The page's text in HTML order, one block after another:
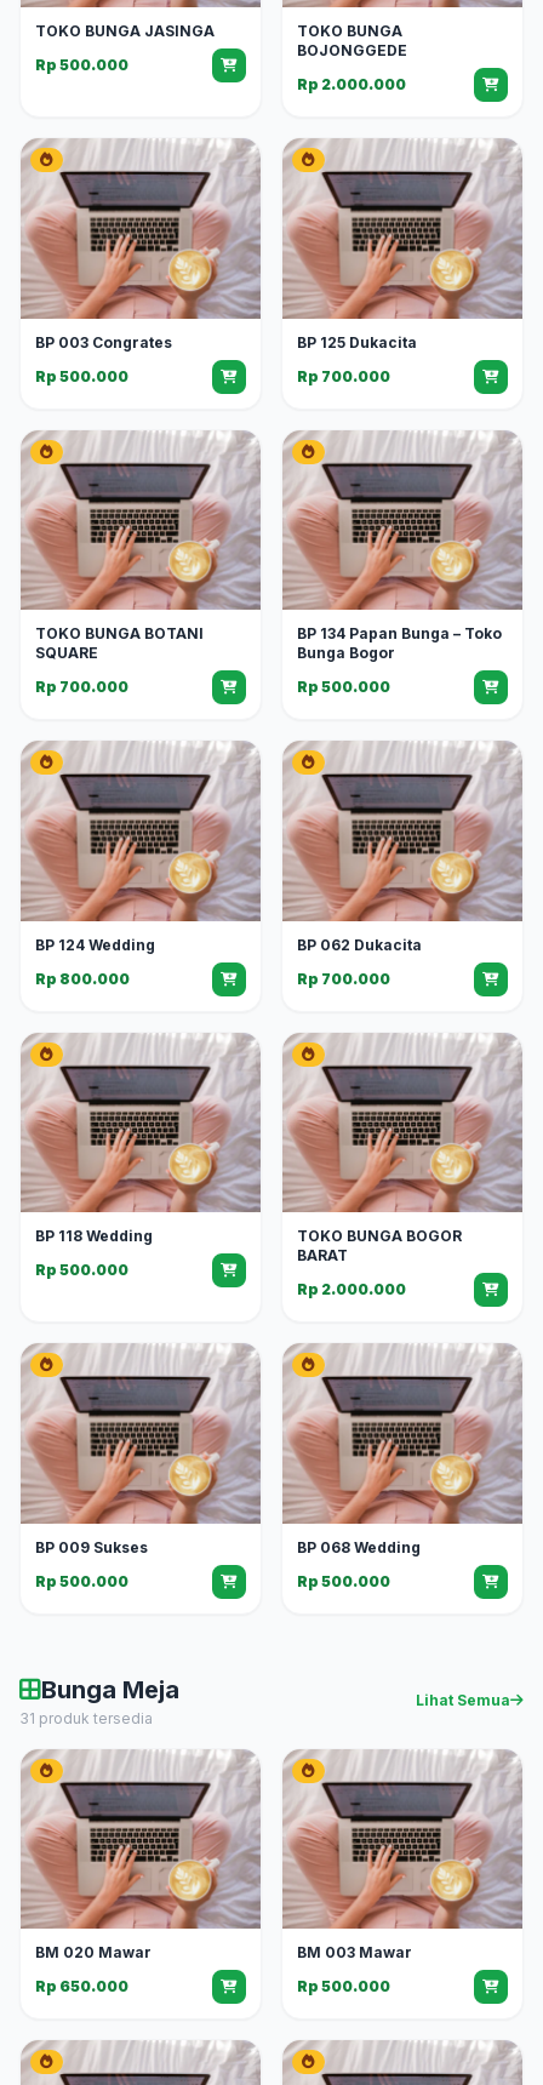
TOKO BUNGA JASINGA
Rp 500.000
TOKO BUNGA
BOJONGGEDE
Rp 2.000.000
BP 003 Congrates
Rp 500.000
BP 125 Dukacita
Rp 700.000
TOKO BUNGA BOTANI
SQUARE
Rp 700.000
BP 134 Papan Bunga – Toko
Bunga Bogor
Rp 500.000
BP 124 Wedding
Rp 800.000
BP 062 Dukacita
Rp 700.000
BP 118 Wedding
Rp 500.000
TOKO BUNGA BOGOR
BARAT
Rp 2.000.000
BP 009 Sukses
Rp 500.000
BP 068 Wedding
Rp 500.000
Bunga Meja
31 produk tersedia
Lihat Semua
BM 020 Mawar
Rp 650.000
BM 003 Mawar
Rp 500.000